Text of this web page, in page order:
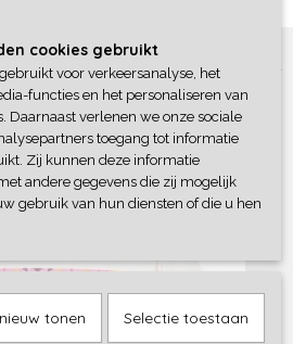
/ Blouses>B-Nosy
cookies gebruikt
voor verkeersanalyse, het
functies en het personaliseren van
Daarnaast verlenen we onze sociale
toegang tot informatie
Zij kunnen deze informatie
andere gegevens die zij mogelijk
gebruik van hun diensten of die u hen
tonen Selectie toestaan